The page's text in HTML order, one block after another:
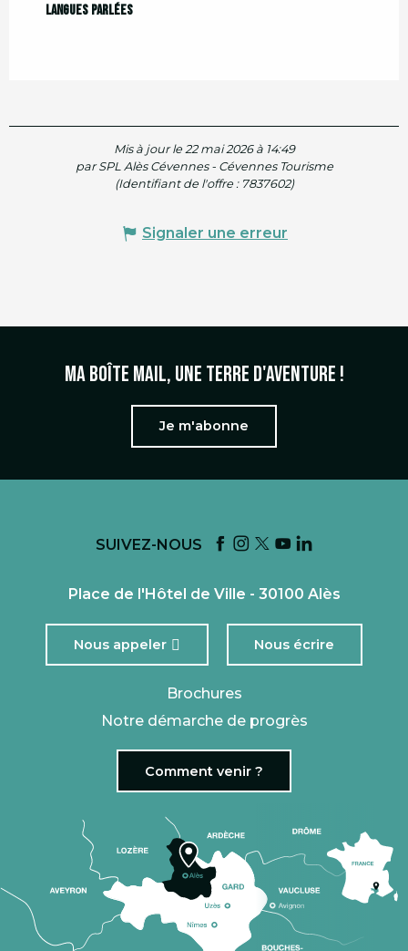
Langues parlées
Langues parlées
Mis à jour le 22 mai 2026 à 14:49
par SPL Alès Cévennes - Cévennes Tourisme
(Identifiant de l'offre : 7837602)
Signaler une erreur
Ma boîte mail, une terre d'aventure !
Je m'abonne
SUIVEZ-NOUS
Place de l'Hôtel de Ville - 30100 Alès
Nous appeler Nous écrire
Brochures
Notre démarche de progrès
Comment venir ?